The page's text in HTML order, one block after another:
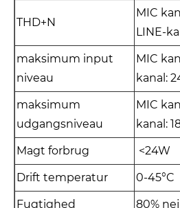
THD+N
MIC
LINE-
maksimum input
niveau
MIC
kanal:
maksimum
udgangsniveau
MIC
kanal:
Magt forbrug
Drift temperatur 0-45°C
Fugtighed 80%